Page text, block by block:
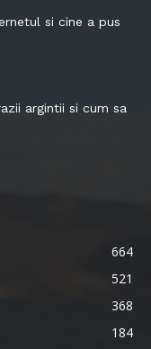
si cine a pus
argintii si cum sa
664
521
368
184